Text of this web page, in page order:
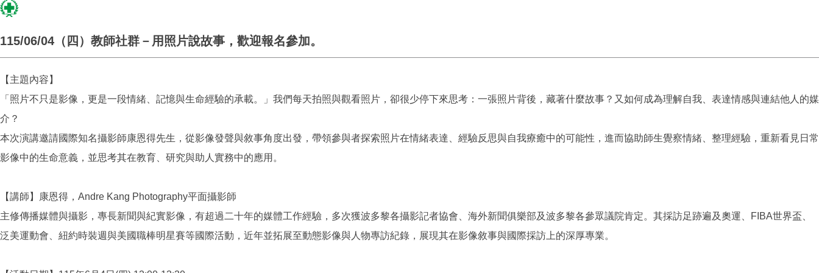
115/06/04（四）教師社群－用照片說故事，歡迎報名參加。
【主題內容】
「照片不只是影像，更是一段情緒、記憶與生命經驗的承載。」我們每天拍照與觀看照片，卻很少停下來思考：一張照片背後，藏著什麼故事？又如何成為理解自我、表達情感與連結他人的媒
介？
本次演講邀請國際知名攝影師康恩得先生，從影像發聲與敘事角度出發，帶領參與者探索照片在情緒表達、經驗反思與自我療癒中的可能性，進而協助師生覺察情緒、整理經驗，重新看見日常
影像中的生命意義，並思考其在教育、研究與助人實務中的應用。
【講師】康恩得，Andre Kang Photography平面攝影師
主修傳播媒體與攝影，專長新聞與紀實影像，有超過二十年的媒體工作經驗，多次獲波多黎各攝影記者協會、海外新聞俱樂部及波多黎各參眾議院肯定。其採訪足跡遍及奧運、FIBA世界盃、
泛美運動會、紐約時裝週與美國職棒明星賽等國際活動，近年並拓展至動態影像與人物專訪紀錄，展現其在影像敘事與國際採訪上的深厚專業。